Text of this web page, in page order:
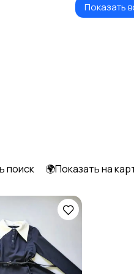
Радио- и видеоняни
Показать
поиск 🌍Показать на